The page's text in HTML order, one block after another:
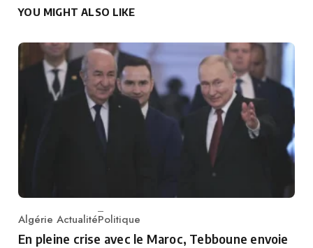
YOU MIGHT ALSO LIKE
Category
Algérie ActualitéPolitique
En pleine crise avec le Maroc, Tebboune envoie